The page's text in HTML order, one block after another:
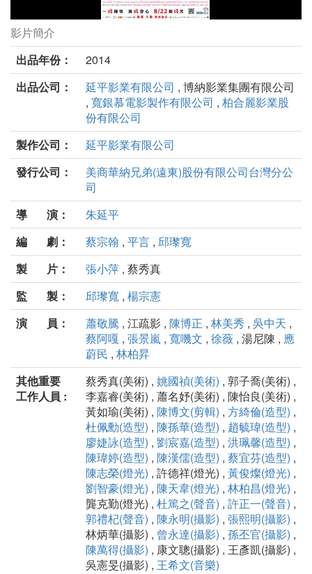
大宅們劇照
影片簡介
出品年份：
2014
出品公司：
延平影業有限公司 , 博納影業集團有限公司
, 寬銀慕電影製作有限公司 , 柏合麗影業股
份有限公司
製作公司：
延平影業有限公司
發行公司：
美商華納兄弟(遠東)股份有限公司台灣分公
司
導 演：
朱延平
編 劇：
蔡宗翰 , 平言 , 邱瓈寬
製 片：
張小萍 , 蔡秀真
監 製：
邱瓈寬 , 楊宗憲
演 員：
蕭敬騰 , 江疏影 , 陳博正 , 林美秀 , 吳中天 ,
蔡阿嘎 , 張景嵐 , 寬嘰文 , 徐薇 , 湯尼陳 , 應
蔚民 , 林柏昇
其他重要
工作人員 :
蔡秀真(美術) , 姚國禎(美術) , 郭子喬(美術) ,
李嘉睿(美術) , 蕭名妤(美術) , 陳怡良(美術) ,
黃如瑜(美術) , 陳博文(剪輯) , 方綺倫(造型) ,
杜佩勳(造型) , 陳孫華(造型) , 趙毓瑋(造型) ,
廖婕詠(造型) , 劉宸嘉(造型) , 洪珮馨(造型) ,
陳瑋婷(造型) , 陳漢儒(造型) , 蔡宜芬(造型) ,
陳志榮(燈光) , 許德祥(燈光) , 黃俊燦(燈光) ,
劉智豪(燈光) , 陳天韋(燈光) , 林柏昌(燈光) ,
龔克勤(燈光) , 杜篤之(聲音) , 許正一(聲音) ,
郭禮杞(聲音) , 陳永明(攝影) , 張熙明(攝影) ,
林炳華(攝影) , 曾永達(攝影) , 孫丕官(攝影) ,
陳萬得(攝影) , 康文聰(攝影) , 王彥凱(攝影) ,
吳憲旻(攝影) , 王希文(音樂)